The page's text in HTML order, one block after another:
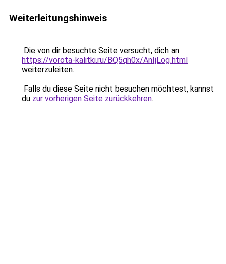
Weiterleitungshinweis
Die von dir besuchte Seite versucht, dich an
https://vorota-kalitki.ru/BQ5qh0x/AnIjLog.html
weiterzuleiten.
Falls du diese Seite nicht besuchen möchtest, kannst
du zur vorherigen Seite zurückkehren.